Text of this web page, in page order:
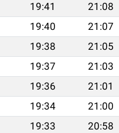
19:41
21:08
19:40
21:07
19:38
21:05
19:37
21:03
19:36
21:01
19:34
21:00
19:33
20:58